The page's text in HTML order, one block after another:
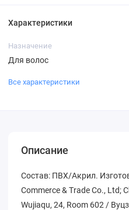
Характеристики
Назначение
Для волос
Все характеристики
Описание
Состав: ПВХ/Акрил.
Commerce & Trade Co., Ltd;
Wujiaqu, 24, Room 602 /